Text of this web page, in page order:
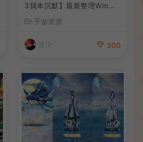
3我本沉默】最新整理Win系
细搭建教程
手游资源
波少 300